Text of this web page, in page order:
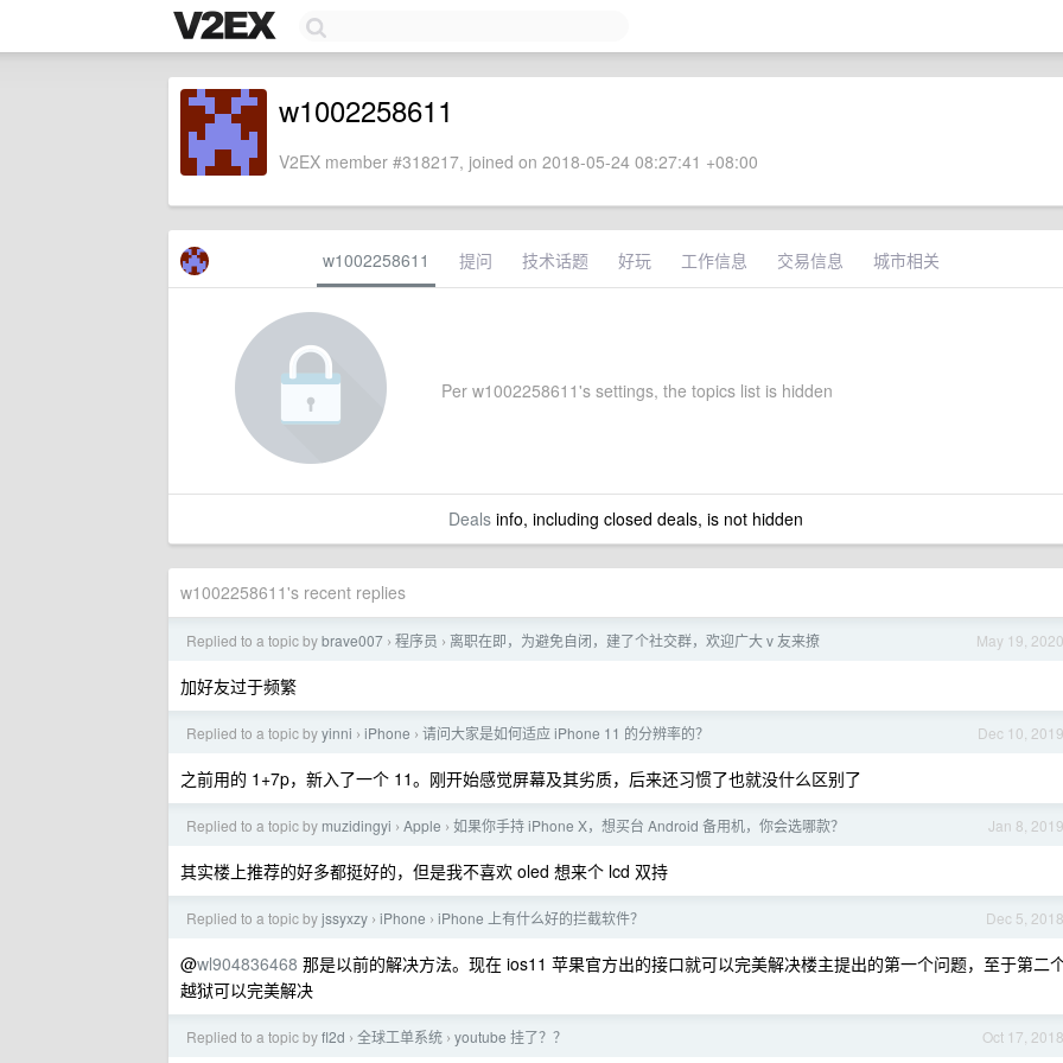
w1002258611
V2EX member #318217, joined on 2018-05-24 08:27:41 +08:00
w1002258611 提问 技术话题 好玩 工作信息 交易信息 城市相关
Per w1002258611's settings, the topics list is hidden
Dealsinfo, including closed deals, is not hidden
w1002258611's recent replies
May 19, 2020
Replied to a topic bybrave007 › 程序员 › 离职在即，为避免自闭，建了个社交群，欢迎广大 v 友来撩
加好友过于频繁
Dec 10, 2019
Replied to a topic byyinni › iPhone › 请问大家是如何适应 iPhone 11 的分辨率的？
之前用的 1+7p，新入了一个 11。刚开始感觉屏幕及其劣质，后来还习惯了也就没什么区别了
Jan 8, 2019
Replied to a topic by muzidingyi › Apple › 如果你手持 iPhone X，想买台 Android 备用机，你会选哪款？
其实楼上推荐的好多都挺好的，但是我不喜欢 oled 想来个 lcd 双持
Dec 5, 2018
Replied to a topic byjssyxzy › iPhone › iPhone 上有什么好的拦截软件？
@wl904836468 那是以前的解决方法。现在 ios11 苹果官方出的接口就可以完美解决楼主提出的第一个问题，至于第二
越狱可以完美解决
Oct 17, 2018
Replied to a topic byfl2d › 全球工单系统 › youtube 挂了？？